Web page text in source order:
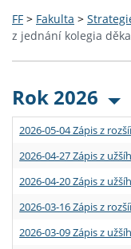
FF > Fakulta >
z jednání kolegia
Rok 2026
2026-05-04 Zápis z
2026-04-27 Zápis z
2026-04-20 Zápis z
2026-03-16 Zápis z
2026-03-09 Zápis z